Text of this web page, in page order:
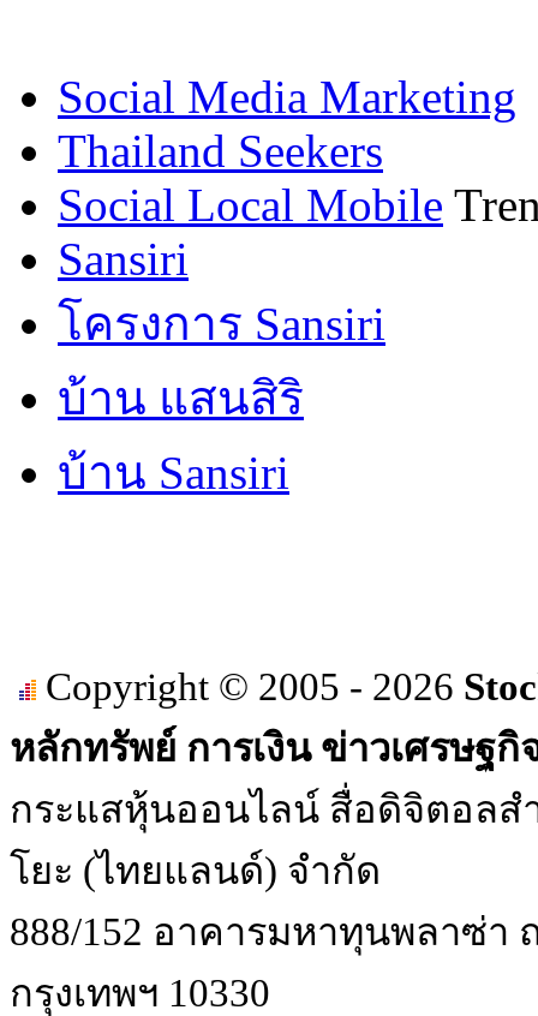
Social Media Marketing
Thailand Seekers
Social Local Mobile
Sansiri
โครงการ Sansiri
บ้าน แสนสิริ
บ้าน Sansiri
Copyright © 2005 - 2026
หลักทรัพย์ การเงิน ข่าวเศรษฐกิ
กระแสหุ้นออนไลน์ สื่อดิจิตอล
โยะ (ไทยแลนด์) จำกัด
888/152 อาคารมหาทุนพลาซ่
กรุงเทพฯ 10330